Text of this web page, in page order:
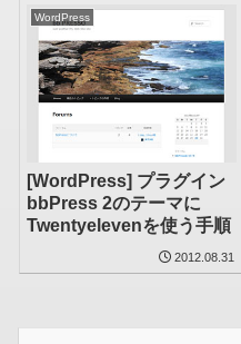
WordPress
[WordPress] プラグイン
bbPress 2のテーマに
Twentyelevenを使う手順
2012.08.31